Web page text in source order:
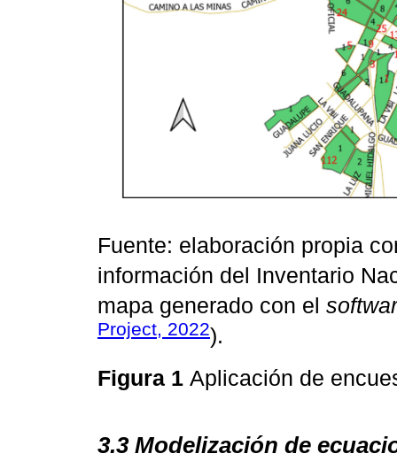
Fuente: elaboración propia
información del Inventario
mapa generado con el
Project, 2022).
Figura 1 Aplicación de
3.3 Modelización de